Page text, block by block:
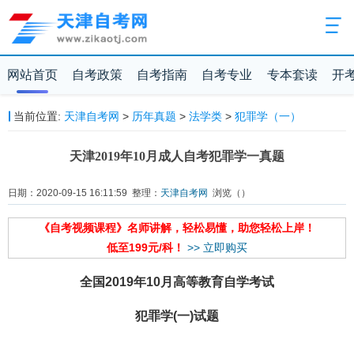
网站首页 自考政策 自考指南 自考专业 专本套读 开
当前位置: 天津自考网 > 历年真题 > 法学类> 犯罪学（一）
天津2019年10月成人自考犯罪学一真题
日期：2020-09-15 16:11:59 整理： 天津自考网 浏览（ ）
《自考视频课程》名师讲解，轻松易懂，助您轻松上岸！
低至199元/科！ >> 立即购买
全国2019年10月高等教育自学考试
犯罪学(一)试题